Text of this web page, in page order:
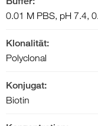
0.01 M PBS, pH 7.4,
Klonalität:
Polyclonal
Konjugat:
Biotin